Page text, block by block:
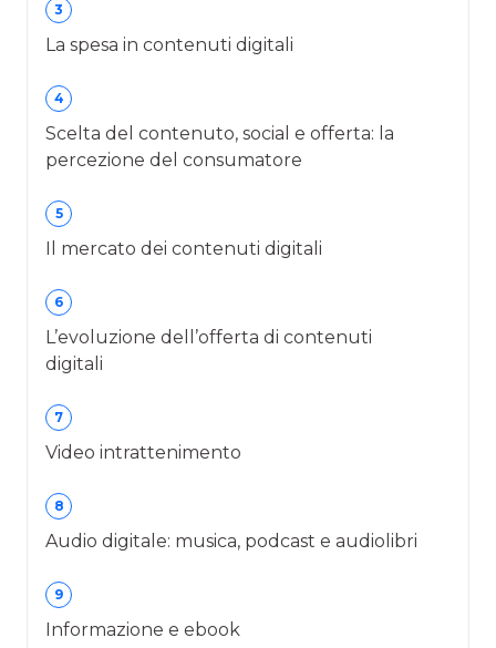
3
La spesa in contenuti digitali
4
Scelta del contenuto, social e offerta: la
percezione del consumatore
5
Il mercato dei contenuti digitali
6
L’evoluzione dell’offerta di contenuti
digitali
7
Video intrattenimento
8
Audio digitale: musica, podcast e audiolibri
9
Informazione e ebook